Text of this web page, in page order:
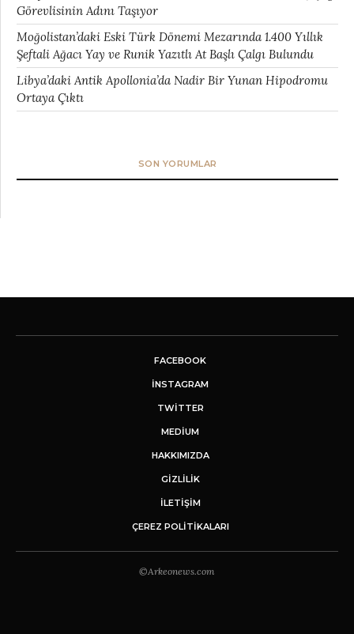
Görevlisinin Adını Taşıyor
Moğolistan’daki Eski Türk Dönemi Mezarında 1.400 Yıllık
Şeftali Ağacı Yay ve Runik Yazıtlı At Başlı Çalgı Bulundu
Libya’daki Antik Apollonia’da Nadir Bir Yunan Hipodromu
Ortaya Çıktı
SON YORUMLAR
FACEBOOK
INSTAGRAM
TWITTER
MEDIUM
HAKKIMIZDA
GİZLİLİK
İLETIŞIM
ÇEREZ POLITIKALARI
©Arkeonews.com